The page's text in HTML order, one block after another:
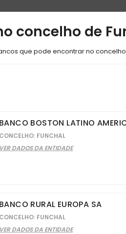
concelho de
que pode encontrar no
BANCO BOSTON LATINO
CONCELHO: FUNCHAL
VER DADOS DA ENTIDADE
BANCO RURAL EUROPA SA
CONCELHO: FUNCHAL
VER DADOS DA ENTIDADE